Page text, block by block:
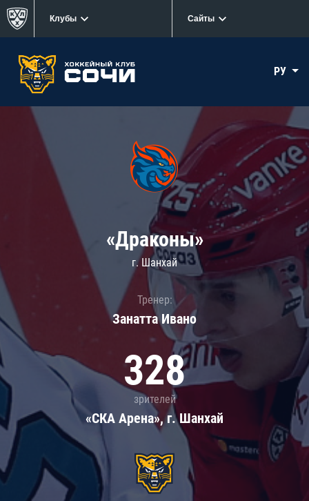
Клубы Сайты
РУ
«Драконы»
г. Шанхай
Тренер:
Занатта Иванo
328
зрителей
«СКА Арена», г. Шанхай